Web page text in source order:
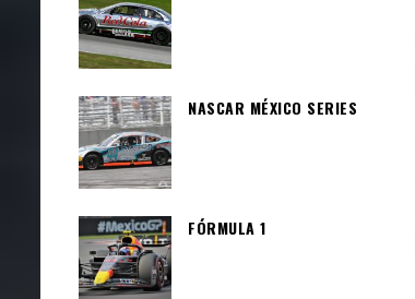
NASCAR MÉXICO SERIES
FÓRMULA 1